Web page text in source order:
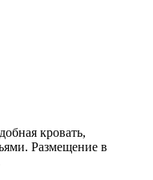
кровать,
Размещение в